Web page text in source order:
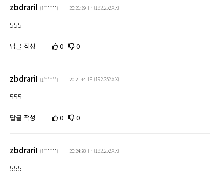
zbdrariI (1'*****) 20:21:39 IP (192.252.X.X)
555
답글 작성 0 0
zbdrariI (1'*****) 20:21:44 IP (192.252.X.X)
555
답글 작성 0 0
zbdrariI (1'*****) 20:24:28 IP (192.252.X.X)
555